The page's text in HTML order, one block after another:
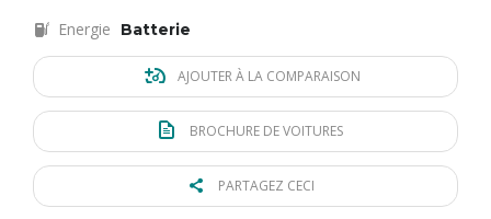
Energie Batterie
AJOUTER À LA COMPARAISON
BROCHURE DE VOITURES
PARTAGEZ CECI